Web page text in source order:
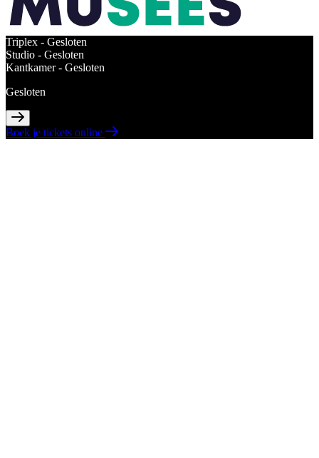
Triplex - Gesloten
Studio - Gesloten
Kantkamer - Gesloten
Gesloten
Boek je tickets online